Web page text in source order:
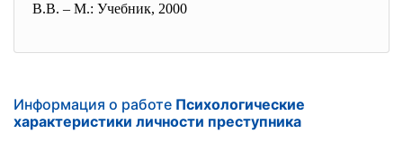
В.В. – М.: Учебник, 2000
Информация о работе Психологические
характеристики личности преступника